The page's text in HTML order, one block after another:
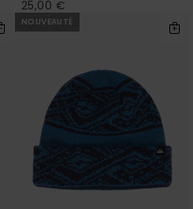
25,00 €
NOUVEAUTÉ